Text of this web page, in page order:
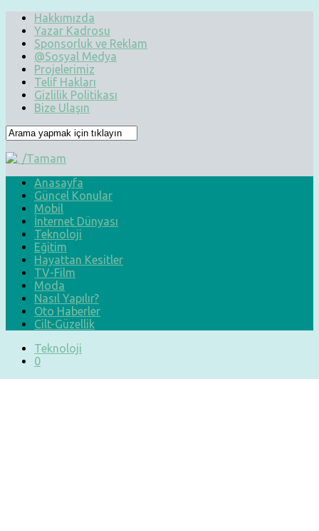
Hakkımızda
Yazar Kadrosu
Sponsorluk ve Reklam
@Sosyal Medya
Projelerimiz
Telif Hakları
Gizlilik Politikası
Bize Ulaşın
Anasayfa
Güncel Konular
Mobil
İnternet Dünyası
Teknoloji
Eğitim
Hayattan Kesitler
TV-Film
Moda
Nasıl Yapılır?
Oto Haberler
Cilt-Güzellik
Teknoloji
0